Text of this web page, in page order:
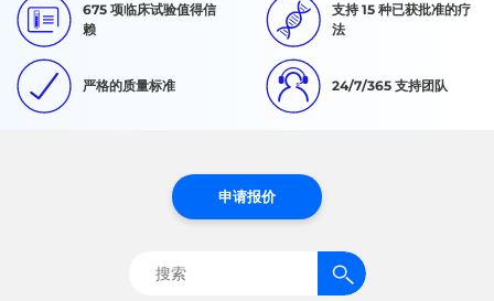
675 项临床试验值得信
赖
支持 15 种已获批准的疗
法
严格的质量标准 24/7/365 支持团队
申请报价
搜